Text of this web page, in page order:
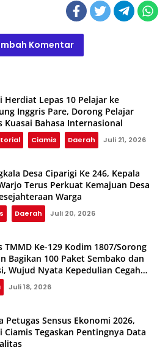
Komentar
Herdiat Lepas 10 Pelajar ke
Inggris Pare, Dorong Pelajar
Kuasai Bahasa Internasional
Ciamis Daerah Juli 21, 2026
Desa Ciparigi Ke 246, Kepala
Terus Perkuat Kemajuan Desa
Warga
Daerah Juli 20, 2026
TMMD Ke-129 Kodim 1807/Sorong
Bagikan 100 Paket Sembako dan
Wujud Nyata Kepedulian Cegah
Juli 18, 2026
Petugas Sensus Ekonomi 2026,
Ciamis Tegaskan Pentingnya Data